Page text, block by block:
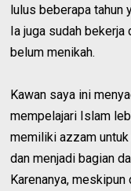
lulus beberapa tahun
Ia juga sudah
belum menikah.
Kawan saya ini
mempelajari Islam
memiliki azzam untuk
dan menjadi bagian
Karenanya,